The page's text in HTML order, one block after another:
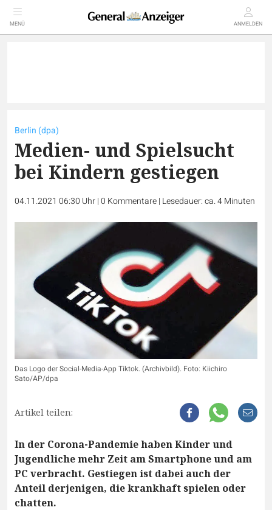
MENÜ ANMELDEN
Berlin (dpa)
Medien- und Spielsucht
bei Kindern gestiegen
04.11.2021 06:30 Uhr|0 Kommentare| Lesedauer: ca. 4 Minuten
Das Logo der Social-Media-App Tiktok. (Archivbild). Foto: Kiichiro
Sato/AP/dpa
Artikel teilen:
In der Corona-Pandemie haben Kinder und
Jugendliche mehr Zeit am Smartphone und am
PC verbracht. Gestiegen ist dabei auch der
Anteil derjenigen, die krankhaft spielen oder
chatten.